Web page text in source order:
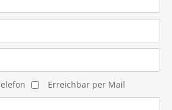
Erreichbar per Mail